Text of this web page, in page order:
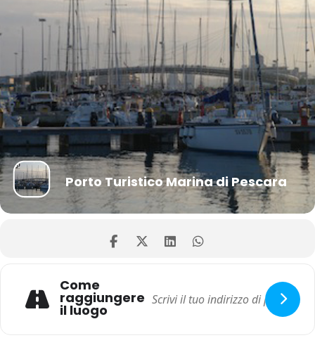
Porto Turistico Marina di Pescara
Come
raggiungere
il luogo